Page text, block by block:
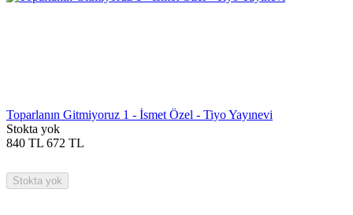
Toparlanın Gitmiyoruz 1 - İsmet Özel - Tiyo Yayınevi
Stokta yok
840 TL 672 TL
Stokta yok